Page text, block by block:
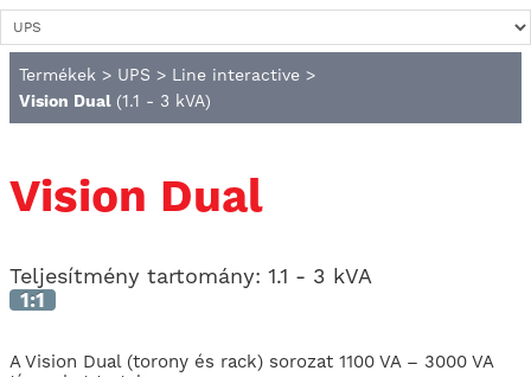
Termékek > UPS > Line interactive >
Vision Dual (1.1 - 3 kVA)
Vision Dual
Teljesítmény tartomány: 1.1 - 3 kVA
1:1
A Vision Dual (torony és rack) sorozat 1100 VA – 3000 VA